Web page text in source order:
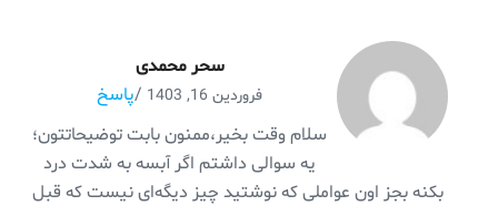
سحر محمدی
فروردین 16, 1403 /پاسخ
سلام وقت بخیر،ممنون بابت توضیحاتتون؛
یه سوالی داشتم اگر آبسه به شدت درد
بکنه بجز اون عواملی که نوشتید چیز دیگه‌ای نیست که قبل